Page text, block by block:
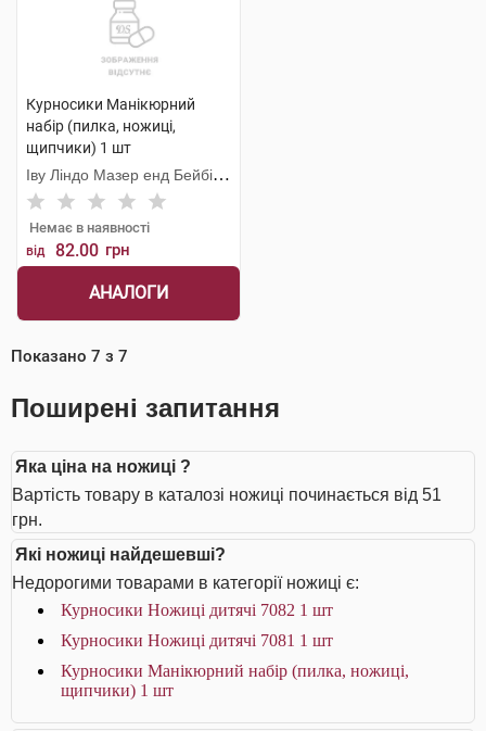
Курносики Манікюрний
набір (пилка, ножиці,
щипчики) 1 шт
Іву Ліндо Мазер енд Бейбі
Продактс
Немає в наявності
від 82.00 грн
АНАЛОГИ
Показано 7 з 7
Поширені запитання
Яка ціна на ножиці ?
Вартість товару в каталозі ножиці починається від 51
грн.
Які ножиці найдешевші?
Недорогими товарами в категорії ножиці є:
Курносики Ножиці дитячі 7082 1 шт
Курносики Ножиці дитячі 7081 1 шт
Курносики Манікюрний набір (пилка, ножиці,
щипчики) 1 шт